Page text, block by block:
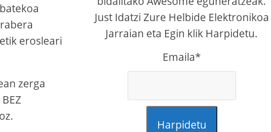
erosleari
zerga
Just Idatzi Zure Helbide Elektronikoa
Jarraian eta Egin klik Harpidetu.
Emaila*
Harpidetu